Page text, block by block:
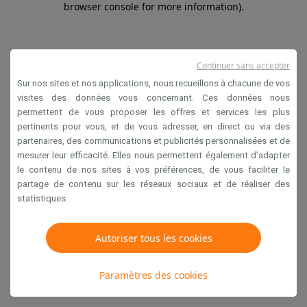
browser console for more information).
Sur nos sites et nos applications, nous recueillons à chacune de vos
visites des données vous concernant. Ces données nous
permettent de vous proposer les offres et services les plus
pertinents pour vous, et de vous adresser, en direct ou via des
partenaires, des communications et publicités personnalisées et de
mesurer leur efficacité. Elles nous permettent également d’adapter
le contenu de nos sites à vos préférences, de vous faciliter le
partage de contenu sur les réseaux sociaux et de réaliser des
statistiques.
Autoriser tous les cookies
Paramètres des cookies
Continuer sans accepter